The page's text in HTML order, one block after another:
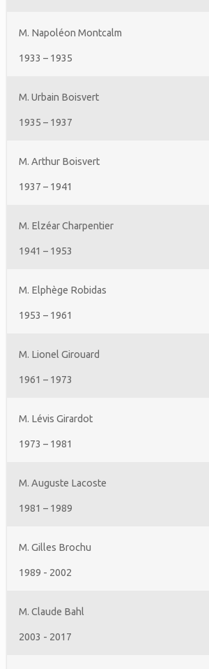
M. Napoléon Montcalm
1933 – 1935
M. Urbain Boisvert
1935 – 1937
M. Arthur Boisvert
1937 – 1941
M. Elzéar Charpentier
1941 – 1953
M. Elphège Robidas
1953 – 1961
M. Lionel Girouard
1961 – 1973
M. Lévis Girardot
1973 – 1981
M. Auguste Lacoste
1981 – 1989
M. Gilles Brochu
1989 - 2002
M. Claude Bahl
2003 - 2017